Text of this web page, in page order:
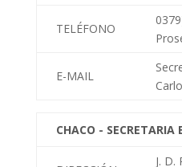
TELÉFONO
E-MAIL
CHACO - SECRETARIA
J. D.